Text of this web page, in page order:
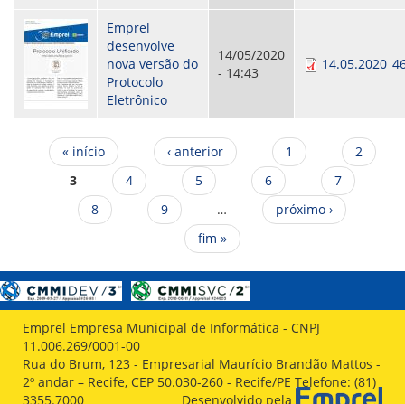
Emprel
desenvolve
nova versão do
Protocolo
Eletrônico
14/05/2020
- 14:43
Páginas
« início ‹ anterior 1
2
3
4 5 6
7
8
9 …
próximo ›
fim »
Emprel Empresa Municipal de Informática - CNPJ
11.006.269/0001-00
Rua do Brum, 123 - Empresarial Maurício Brandão Mattos -
2º andar – Recife, CEP 50.030-260 - Recife/PE Telefone: (81)
3355.7000
Desenvolvido pela